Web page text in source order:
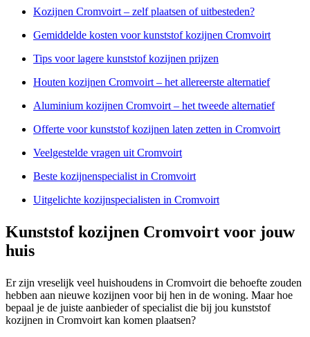
Kozijnen Cromvoirt – zelf plaatsen of uitbesteden?
Gemiddelde kosten voor kunststof kozijnen Cromvoirt
Tips voor lagere kunststof kozijnen prijzen
Houten kozijnen Cromvoirt – het allereerste alternatief
Aluminium kozijnen Cromvoirt – het tweede alternatief
Offerte voor kunststof kozijnen laten zetten in Cromvoirt
Veelgestelde vragen uit Cromvoirt
Beste kozijnenspecialist in Cromvoirt
Uitgelichte kozijnspecialisten in Cromvoirt
Kunststof kozijnen Cromvoirt voor jouw
huis
Er zijn vreselijk veel huishoudens in Cromvoirt die behoefte zouden
hebben aan nieuwe kozijnen voor bij hen in de woning. Maar hoe
bepaal je de juiste aanbieder of specialist die bij jou kunststof
kozijnen in Cromvoirt kan komen plaatsen?